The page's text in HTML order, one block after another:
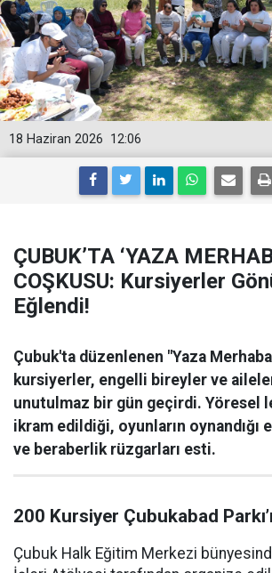
12:06
18 Haziran 2026
ÇUBUK’TA ‘YAZA
COŞKUSU: Kursiyerler
Eğlendi!
Çubuk'ta düzenlenen "Yaza
kursiyerler, engelli bireyler ve
unutulmaz bir gün geçirdi. Yöresel
ikram edildiği, oyunların
ve beraberlik rüzgarları esti.
200 Kursiyer Çubukabad
Çubuk Halk Eğitim Merkezi